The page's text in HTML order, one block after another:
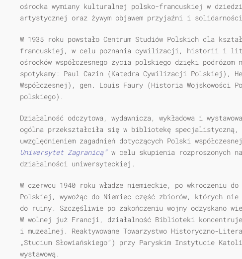
ośrodka wymiany kulturalnej polsko-francuskiej w
artystycznej oraz żywym objawem przyjaźni i solidarności
W 1935 roku powstało Centrum Studiów Polskich dla
francuskiej, w celu poznania cywilizacji, historii i
ośrodków współczesnego życia polskiego dzięki podróżom
spotykamy: Paul Cazin (Katedra Cywilizacji Polskiej),
Współczesnej), gen. Louis Faury (Historia
polskie­go).
Działalność odczytowa, wydawnicza, wykładowa i
ogólna przekształciła się w bibliotekę specjalistyczną,
uwzględnieniem zagadnień dotyczących Polski
Uniwersytet Zagranicą”w celu skupienia rozproszonych
działalności uniwersyteckiej.
W czerwcu 1940 roku władze niemieckie, po wkroczeniu
Polskiej, wywożąc do Niemiec część zbiorów, których nie
do ruiny. Szczęśliwie po zakończeniu wojny odzyskano
W wolnej już Francji, działalność Biblioteki
i muzealnej. Reaktywowane Towarzystwo Historyczno-
„Studium Słowiańskiego”) przy Paryskim Instytu­cie
wystawową.